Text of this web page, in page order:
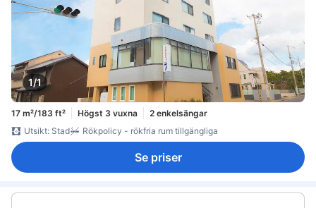
1/1
17 m²/183 ft² Högst 3 vuxna
2 enkelsängar
Utsikt: Stad
Rökpolicy - rökfria rum tillgängliga
Se priser